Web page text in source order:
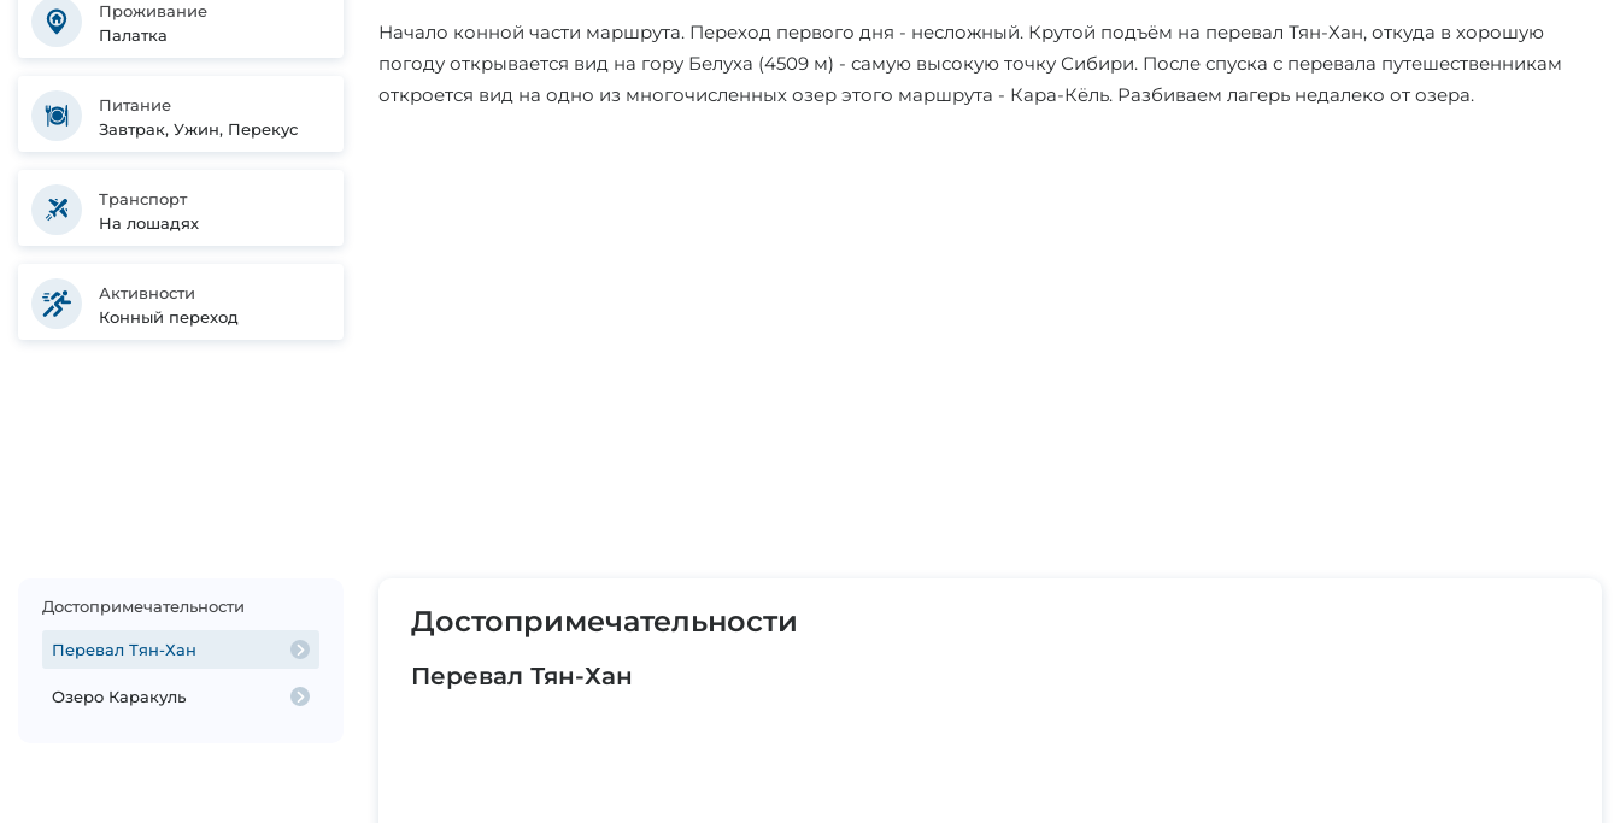
Проживание
Палатка
Питание
Завтрак, Ужин, Перекус
Транспорт
На лошадях
Активности
Конный переход
Начало конной части маршрута. Переход первого дня - несложный. Крутой подъём на перевал Тян-Хан, откуда в хорошую
погоду открывается вид на гору Белуха (4509 м) - самую высокую точку Сибири. После спуска с перевала путешественникам
откроется вид на одно из многочисленных озер этого маршрута - Кара-Кёль. Разбиваем лагерь недалеко от озера.
Достопримечательности
Перевал Тян-Хан
Озеро Каракуль
Достопримечательности
Перевал Тян-Хан